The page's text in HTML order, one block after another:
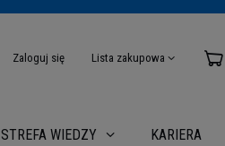
Zaloguj się Lista zakupowa
STREFA WIEDZY KARIERA